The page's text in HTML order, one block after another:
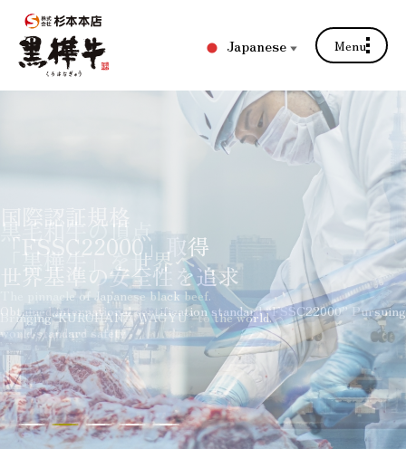
Japanese ▼ Menu
黒毛和牛の頂点
「黒樺牛」を世界へ
The pinnacle of Japanese black beef.
Bringing“KUROHANA WAGYU” to the world.
国際認証規格
「FSSC22000」取得
世界基準の安全性を追求
Obtained international certification standard “FSSC22000” Pursuing
world standard safety
健康な牛を育む環境づくりに
取り組んでいます
We are working to create an environment that fosters healthy cows.
香り・味覚・食感の
3つの要素が生み出す
安心で最高級のおいしさ
「黒樺牛」
KUROHANA WAGYU is a reliable and top-quality delicious product
created by the three elements of aroma, taste, and texture.
安心・安全の黒樺牛で
食卓に彩りを
Add color to your dining table with safe and secure KUROHANA
WAGYU